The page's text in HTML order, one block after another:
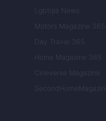
Lgbtqia News
Motors Magazine 365
Day Travel 365
Home Magazine 365
Cineverse Magazine
SecondHomeMagazine